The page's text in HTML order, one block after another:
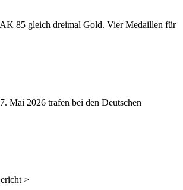
85 gleich dreimal Gold. Vier Medaillen für
Mai 2026 trafen bei den Deutschen
>